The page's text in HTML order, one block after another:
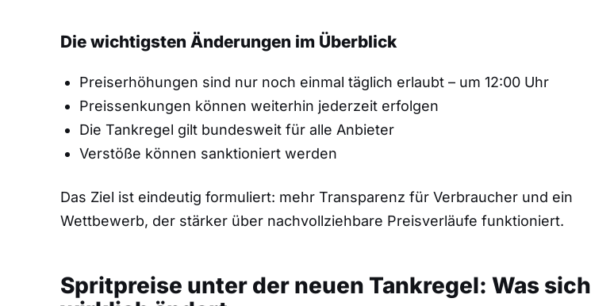
Die wichtigsten Änderungen im Überblick
Preiserhöhungen sind nur noch einmal täglich erlaubt – um 12:00 Uhr
Preissenkungen können weiterhin jederzeit erfolgen
Die Tankregel gilt bundesweit für alle Anbieter
Verstöße können sanktioniert werden
Das Ziel ist eindeutig formuliert: mehr Transparenz für Verbraucher und ein
Wettbewerb, der stärker über nachvollziehbare Preisverläufe funktioniert.
Spritpreise unter der neuen Tankregel: Was sich